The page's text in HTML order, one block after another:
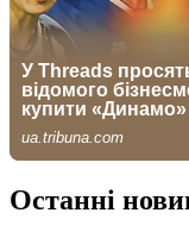
Останні